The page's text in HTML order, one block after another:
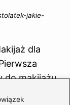
jakie-
dla
do makijażu